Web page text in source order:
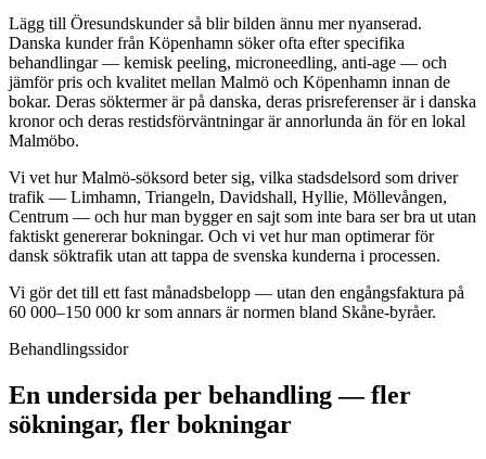
Lägg till Öresundskunder så blir bilden ännu mer nyanserad.
Danska kunder från Köpenhamn söker ofta efter specifika
behandlingar — kemisk peeling, microneedling, anti-age — och
jämför pris och kvalitet mellan Malmö och Köpenhamn innan de
bokar. Deras söktermer är på danska, deras prisreferenser är i danska
kronor och deras restidsförväntningar är annorlunda än för en lokal
Malmöbo.
Vi vet hur Malmö-söksord beter sig, vilka stadsdelsord som driver
trafik — Limhamn, Triangeln, Davidshall, Hyllie, Möllevången,
Centrum — och hur man bygger en sajt som inte bara ser bra ut utan
faktiskt genererar bokningar. Och vi vet hur man optimerar för
dansk söktrafik utan att tappa de svenska kunderna i processen.
Vi gör det till ett fast månadsbelopp — utan den engångsfaktura på
60 000–150 000 kr som annars är normen bland Skåne-byråer.
Behandlingssidor
En undersida per behandling — fler
sökningar, fler bokningar